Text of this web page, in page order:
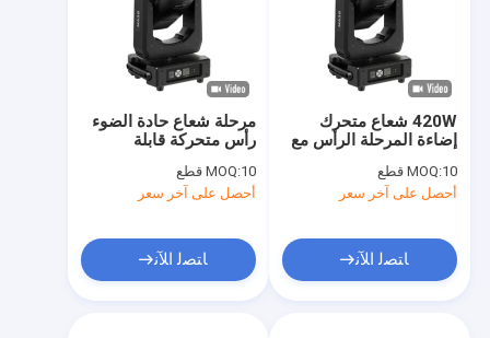
مرحلة شعاع حادة الضوء
رأس متحركة قابلة
MOQ:10 قطع
أحصل على آخر سعر
ﺎﺘﺼﻟ ﺍﻶﻧ
420W شعاع متحرك
إضاءة المرحلة الرأس مع
ضبط ضبابي
MOQ:10 قطع
أحصل على آخر سعر
ﺎﺘﺼﻟ ﺍﻶﻧ